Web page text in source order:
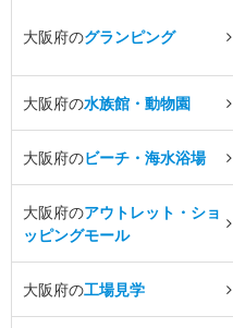
大阪府のグランピング
大阪府の水族館・動物園
大阪府のビーチ・海水浴場
大阪府のアウトレット・ショ
ッピングモール
大阪府の工場見学